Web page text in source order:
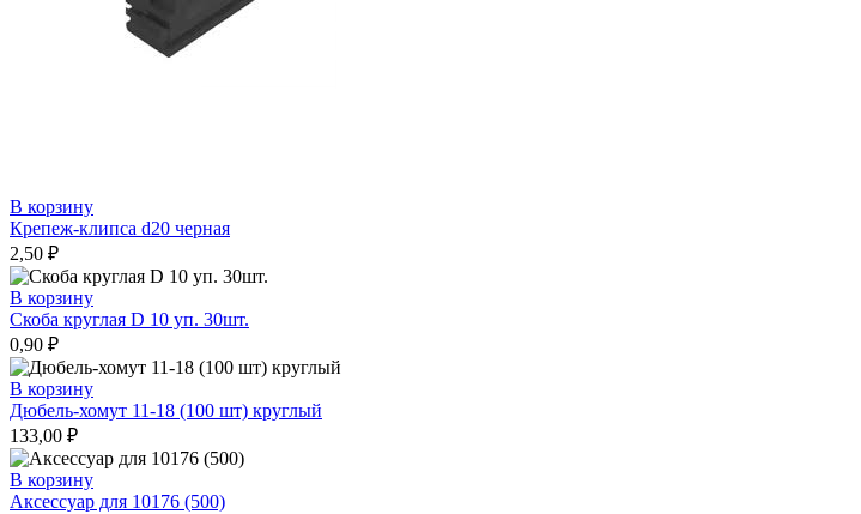
В корзину
Крепеж-клипса d20 черная
2,50 ₽
В корзину
Скоба круглая D 10 уп. 30шт.
0,90 ₽
В корзину
Дюбель-хомут 11-18 (100 шт) круглый
133,00 ₽
В корзину
Аксессуар для 10176 (500)